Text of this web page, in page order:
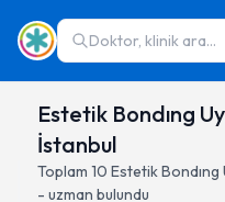
Doktor, klinik ara...
Estetik Bondıng
İstanbul
Toplam 10 Estetik Bondıng
- uzman bulundu